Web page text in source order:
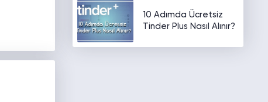
10 Adımda Ücretsiz
Tinder Plus Nasıl Alınır?